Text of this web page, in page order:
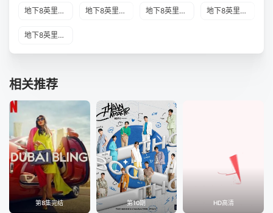
地下8英里2020-2021赛季哈尔滨 地下8英里2020-2021赛季宁波站 地下8英里2020-2021赛季长春站 地下8英里2020-2021赛季半决赛
地下8英里2020-2021赛季总决赛
相关推荐
第8集完结 第10期 HD高清